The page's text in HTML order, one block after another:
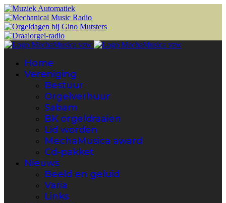
Home
Vereniging
Bestuur
Orgelverhuur
Sabam
BK orgeldraaien
Lid worden
MechaMusica award
Cd-pakket
Nieuws
Beeld en geluid
Varia
Links